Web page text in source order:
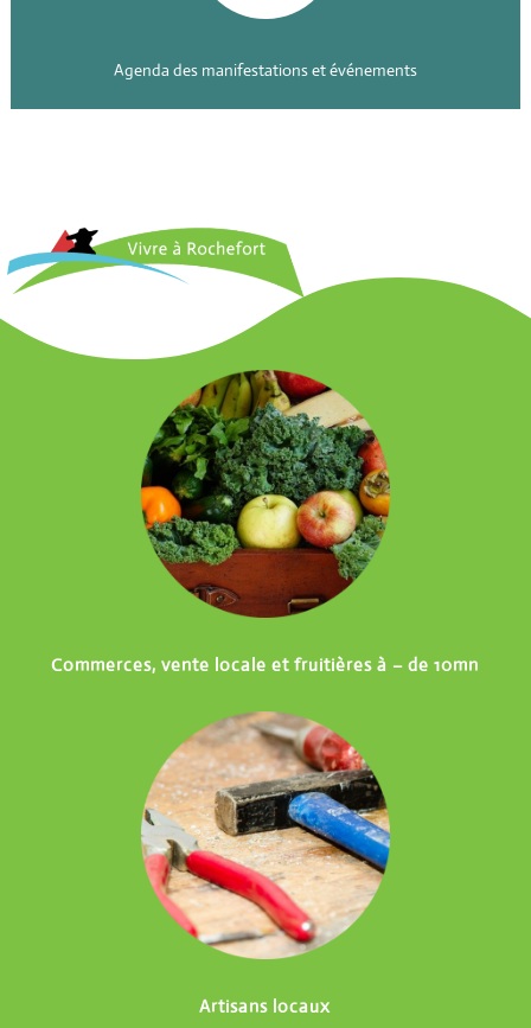
Agenda des manifestations et événements
Commerces, vente locale et fruitières à – de 10mn
Artisans locaux